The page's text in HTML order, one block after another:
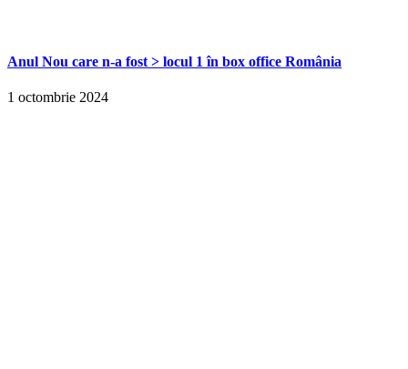
Anul Nou care n-a fost > locul 1 în box office România
1 octombrie 2024